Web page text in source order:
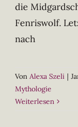
die
Fenriswolf.
nach
Von Alexa Szeli |
Mythologie
Weiterlesen